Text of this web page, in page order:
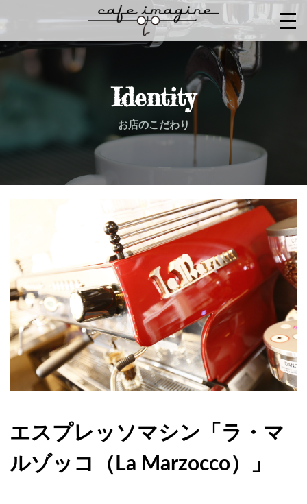
お店のこだわり
エスプレッソマシン「ラ・マ
ルゾッコ（La Marzocco）」